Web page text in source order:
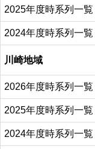
2025年度時系列一覧
2024年度時系列一覧
川崎地域
2026年度時系列一覧
2025年度時系列一覧
2024年度時系列一覧